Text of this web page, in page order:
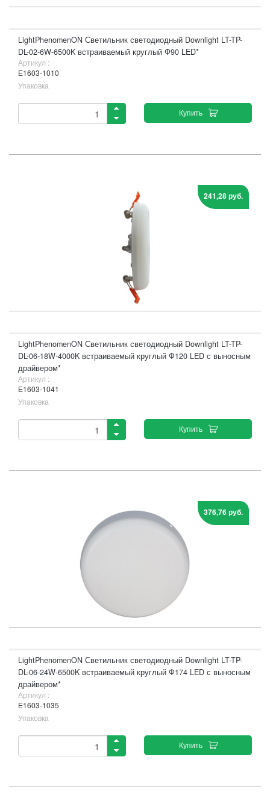
LightPhenomenON Светильник светодиодный Downlight LT-TP-
DL-02-6W-6500K встраиваемый круглый Ф90 LED*
Артикул :
Е1603-1010
Упаковка
Купить
241,28 руб.
LightPhenomenON Светильник светодиодный Downlight LT-TP-
DL-06-18W-4000K встраиваемый круглый Ф120 LED с выносным
драйвером*
Артикул :
Е1603-1041
Упаковка
Купить
376,76 руб.
LightPhenomenON Светильник светодиодный Downlight LT-TP-
DL-06-24W-6500K встраиваемый круглый Ф174 LED с выносным
драйвером*
Артикул :
Е1603-1035
Упаковка
Купить